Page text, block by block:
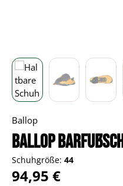
Ballop
BALLOP
Schuhgröße: 44
Regulärer Preis:
94,95 €